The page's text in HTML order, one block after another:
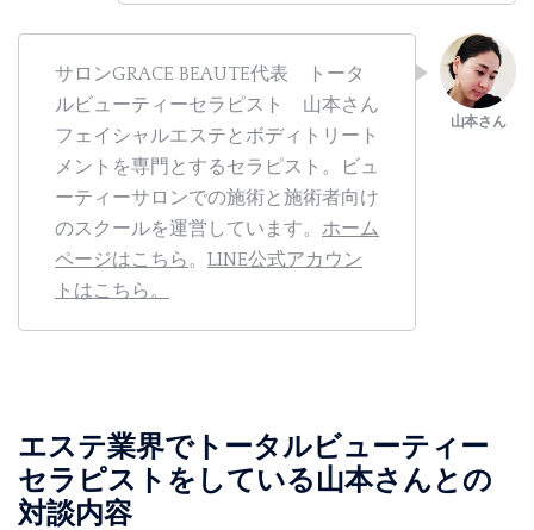
サロンGRACE BEAUTE代表 トータ
ルビューティーセラピスト 山本さん
フェイシャルエステとボディトリート
メントを専門とするセラピスト。ビュ
ーティーサロンでの施術と施術者向け
のスクールを運営しています。 ホーム
ページはこちら。 LINE公式アカウン
トはこちら。
エステ業界でトータルビューティー
セラピストをしている山本さんとの
対談内容